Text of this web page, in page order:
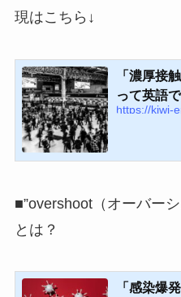
現はこちら↓
「濃厚接
って英語
https://kiwi-
■”overshoot（オーバー
とは？
「感染爆